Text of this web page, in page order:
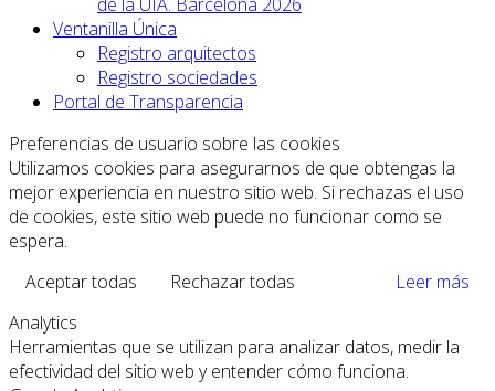
Ventanilla Única
Registro arquitectos
Registro sociedades
Portal de Transparencia
Preferencias de usuario sobre las cookies
Utilizamos cookies para asegurarnos de que obtengas la
mejor experiencia en nuestro sitio web. Si rechazas el uso
de cookies, este sitio web puede no funcionar como se
espera.
Aceptar todas
Rechazar todas
Leer más
Analytics
Herramientas que se utilizan para analizar datos, medir la
efectividad del sitio web y entender cómo funciona.